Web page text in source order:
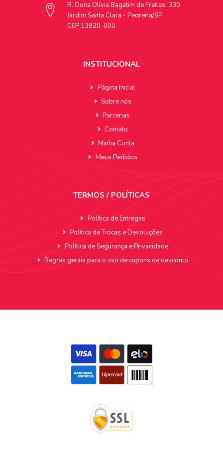
R. Dona Olívia Bagatim de Freitas, 330
Jardim Santa Clara - Pedreira/SP
CEP 13920-000
INSTITUCIONAL
Página Inicial
Sobre nós
Parcerias
Contato
Minha Conta
Meus Pedidos
TERMOS / POLÍTICAS
Política de Entregas
Política de Trocas e Devoluções
Política de Segurança e Privacidade
Regras gerais para o uso de cupons de desconto